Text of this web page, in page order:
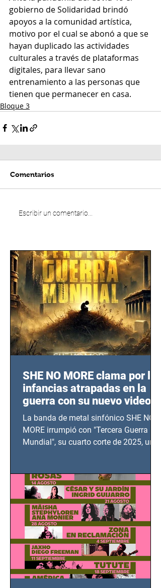
gobierno de Solidaridad brindó
apoyos a la comunidad artística,
motivo por el cual se abonó a que se
hayan duplicado las actividades
culturales a través de plataformas
digitales, para llevar sano
entrenamiento a las personas que
tienen que permanecer en casa.
Bloque 3
Comentarios
Escribir un comentario...
SHE NO MORE clama por las
infancias atrapadas en la
guerra con su nuevo video
TERCERA GUERRA
MUNDIAL
La banda de metal sinfónico SHE NO
MORE irrumpió con "Tercera Guerra
Mundial", su cuarto corte de 2025, un
bélicos.